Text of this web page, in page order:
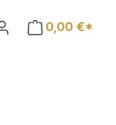
0,00 €*